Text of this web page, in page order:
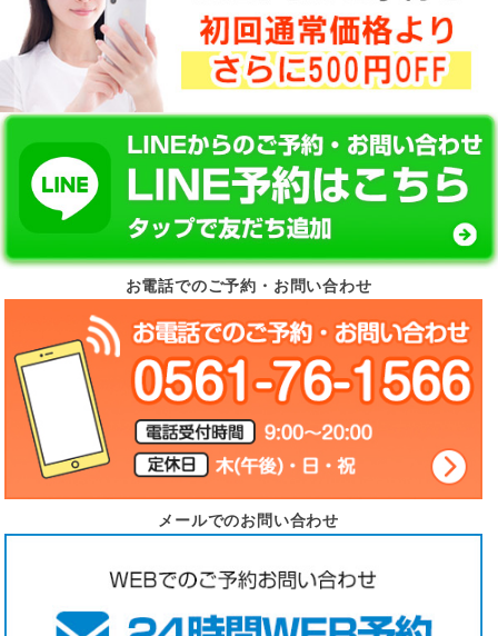
お電話でのご予約・お問い合わせ
メールでのお問い合わせ